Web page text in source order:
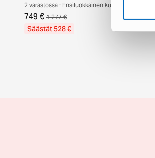
2 varastossa · Ensiluokkainen kunto
749 € 1 277 €
Säästät 528 €